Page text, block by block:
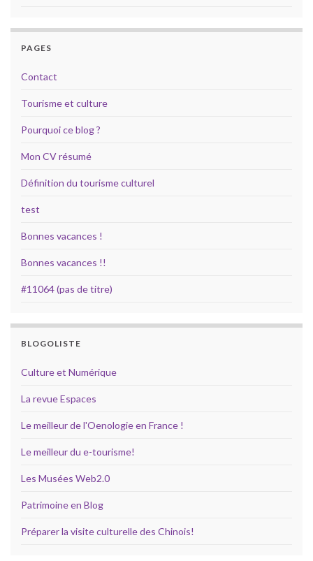
PAGES
Contact
Tourisme et culture
Pourquoi ce blog ?
Mon CV résumé
Définition du tourisme culturel
test
Bonnes vacances !
Bonnes vacances !!
#11064 (pas de titre)
BLOGOLISTE
Culture et Numérique
La revue Espaces
Le meilleur de l'Oenologie en France !
Le meilleur du e-tourisme!
Les Musées Web2.0
Patrimoine en Blog
Préparer la visite culturelle des Chinois!